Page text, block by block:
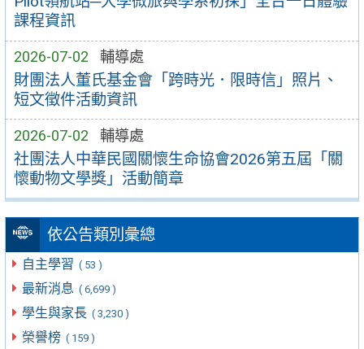
課程資訊
2026-07-02 輔導處
財團法人董氏基金會「跨時光．限時信」照片、
短文徵件活動資訊
2026-07-02 輔導處
社團法人中華民國關懷生命協會2026第五屆「關
懷動物文學獎」活動簡章
依公告類別彙總
自主學習 ( 53 )
最新消息 ( 6,699 )
學生與家長 ( 3,230 )
榮譽榜 ( 159 )